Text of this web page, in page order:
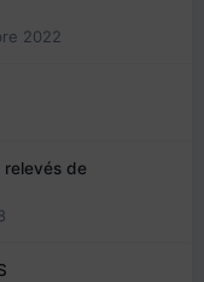
2022
relevés de